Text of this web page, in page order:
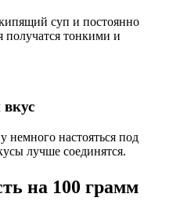
суп и постоянно
получатся тонкими и
немного настояться под
лучше соединятся.
на 100 грамм